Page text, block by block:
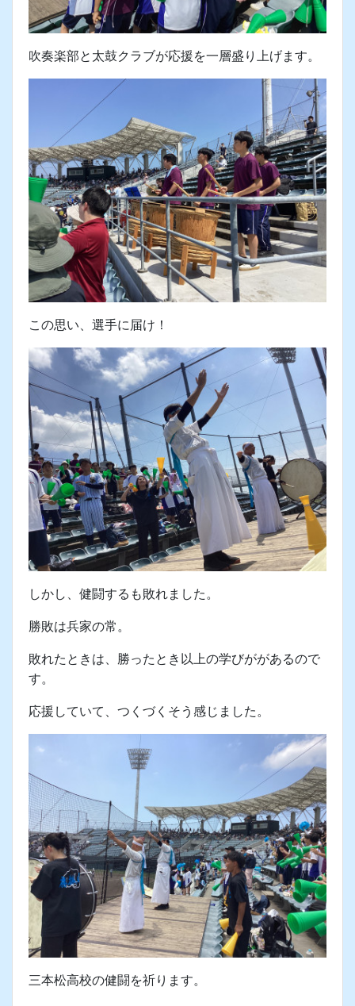
吹奏楽部と太鼓クラブが応援を一層盛り上げます。
この思い、選手に届け！
しかし、健闘するも敗れました。
勝敗は兵家の常。
敗れたときは、勝ったとき以上の学びががあるので
す。
応援していて、つくづくそう感じました。